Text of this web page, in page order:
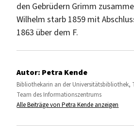
den Gebrüdern Grimm
Wilhelm starb 1859 mit
1863 über dem F.
Autor: Petra Kende
Bibliothekarin an der Universitätsbibliothek,
Team des Informationszentrums
Alle Beiträge von Petra Kende anzeigen